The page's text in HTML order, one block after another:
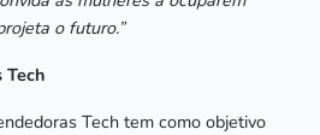
o futuro.”
Tech
Tech tem como objetivo